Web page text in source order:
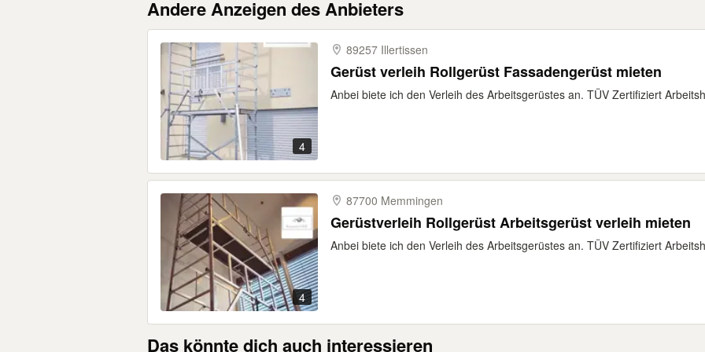
Andere Anzeigen des Anbieters
4
89257 Illertissen
Gerüst verleih Rollgerüst Fassadengerüst mieten
Anbei biete ich den Verleih des Arbeitsgerüstes an. TÜV Zertifiziert
4
87700 Memmingen
Gerüstverleih Rollgerüst Arbeitsgerüst verleih mieten
Anbei biete ich den Verleih des Arbeitsgerüstes an. TÜV Zertifiziert
Das könnte dich auch interessieren